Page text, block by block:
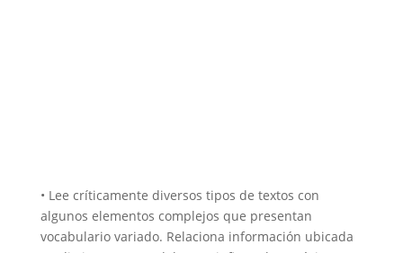
• Lee críticamente diversos tipos de textos con
algunos elementos complejos que presentan
vocabulario variado. Relaciona información ubicada